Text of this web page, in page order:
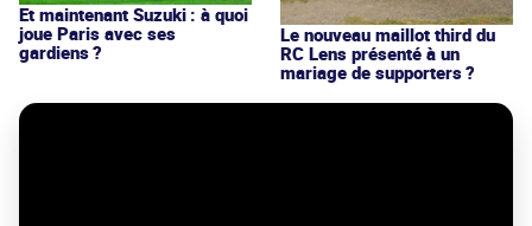
Et maintenant Suzuki : à quoi
joue Paris avec ses
gardiens ?
Le nouveau maillot third du
RC Lens présenté à un
mariage de supporters ?